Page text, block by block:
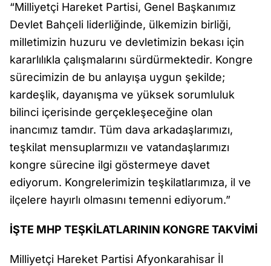
“Milliyetçi Hareket Partisi, Genel Başkanımız
Devlet Bahçeli liderliğinde, ülkemizin birliği,
milletimizin huzuru ve devletimizin bekası için
kararlılıkla çalışmalarını sürdürmektedir. Kongre
sürecimizin de bu anlayışa uygun şekilde;
kardeşlik, dayanışma ve yüksek sorumluluk
bilinci içerisinde gerçekleşeceğine olan
inancımız tamdır. Tüm dava arkadaşlarımızı,
teşkilat mensuplarmızıı ve vatandaşlarımızı
kongre sürecine ilgi göstermeye davet
ediyorum. Kongrelerimizin teşkilatlarımıza, il ve
ilçelere hayırlı olmasını temenni ediyorum.”
İŞTE MHP TEŞKİLATLARININ KONGRE TAKVİMİ
Milliyetçi Hareket Partisi Afyonkarahisar İl